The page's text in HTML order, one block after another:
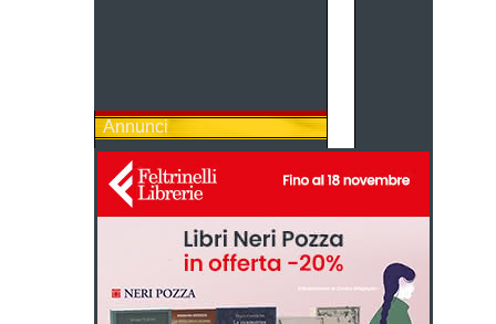
Annunci